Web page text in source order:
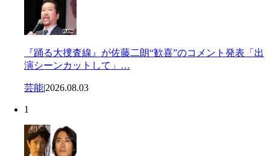
『踊る大捜査線』が佐藤二朗“歓喜”のコメント発表「出
演シーンカットして」…
芸能|2026.08.03
1